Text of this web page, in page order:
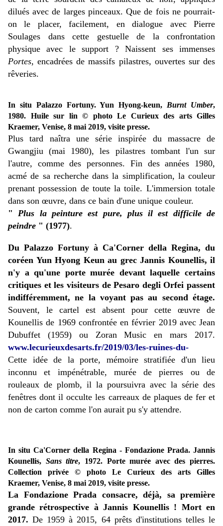
dilués avec de larges pinceaux. Que de fois ne pourrait-
on le placer, facilement, en dialogue avec Pierre
Soulages dans cette gestuelle de la confrontation
physique avec le support ? Naissent ses immenses
Portes, encadrées de massifs pilastres, ouvertes sur des
rêveries.
In situ Palazzo Fortuny. Yun Hyong-keun, Burnt Umber,
1980. Huile sur lin © photo Le Curieux des arts Gilles
Kraemer, Venise, 8 mai 2019, visite presse.
Plus tard naîtra une série inspirée du massacre de
Gwangjiu (mai 1980), les pilastres tombant l'un sur
l'autre, comme des personnes. Fin des années 1980,
acmé de sa recherche dans la simplification, la couleur
prenant possession de toute la toile. L'immersion totale
dans son œuvre, dans ce bain d'une unique couleur.
"Plus la peinture est pure, plus il est difficile de
peindre " (1977).
Du Palazzo Fortuny à Ca'Corner della Regina, du
coréen Yun Hyong Keun au grec Jannis Kounellis, il
n'y a qu'une porte murée devant laquelle certains
critiques et les visiteurs de Pesaro degli Orfei passent
indifféremment, ne la voyant pas au second étage.
Souvent, le cartel est absent pour cette œuvre de
Kounellis de 1969 confrontée en février 2019 avec Jean
Dubuffet (1959) ou Zoran Music en mars 2017.
www.lecurieuxdesarts.fr/2019/03/les-ruines-du-
Cette idée de la porte, mémoire stratifiée d'un lieu
inconnu et impénétrable, murée de pierres ou de
rouleaux de plomb, il la poursuivra avec la série des
fenêtres dont il occulte les carreaux de plaques de fer et
non de carton comme l'on aurait pu s'y attendre.
In situ Ca'Corner della Regina - Fondazione Prada. Jannis
Kounellis, Sans titre, 1972. Porte murée avec des pierres.
Collection privée © photo Le Curieux des arts Gilles
Kraemer, Venise, 8 mai 2019, visite presse.
La Fondazione Prada consacre, déjà, sa première
grande rétrospective à Jannis Kounellis ! Mort en
2017. De 1959 à 2015, 64 prêts d'institutions telles le